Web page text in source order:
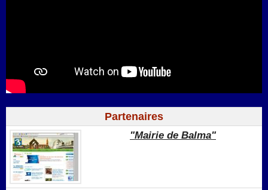
Partenaires
"Mairie de Balma"